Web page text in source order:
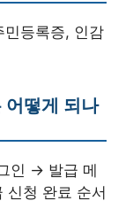
민등록증, 인감
어떻게 되나
인 → 발급 메
청 완료 순서